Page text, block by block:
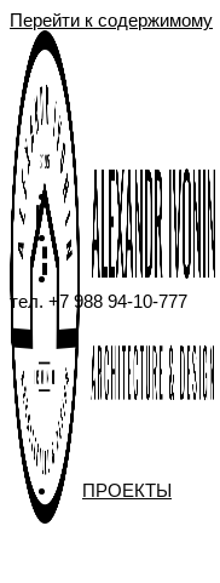
Перейти к содержимому
тел. +7 988 94-10-777
ПРОЕКТЫ